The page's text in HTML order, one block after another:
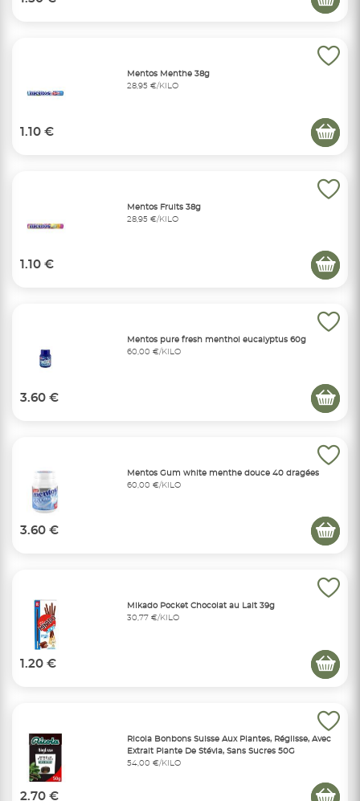
Mentos Menthe 38g
28,95 €/KILO
1.10 €
Mentos Fruits 38g
28,95 €/KILO
1.10 €
Mentos pure fresh menthol eucalyptus 60g
60,00 €/KILO
3.60 €
Mentos Gum white menthe douce 40 dragées
60,00 €/KILO
3.60 €
Mikado Pocket Chocolat au Lait 39g
30,77 €/KILO
1.20 €
Ricola Bonbons Suisse Aux Plantes, Réglisse, Avec
Extrait Plante De Stévia, Sans Sucres 50G
54,00 €/KILO
2.70 €